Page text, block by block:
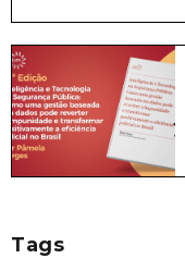
Tags